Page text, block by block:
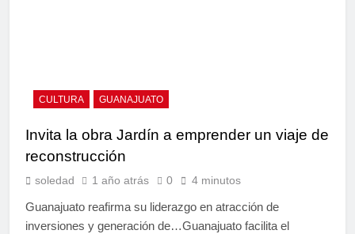
CULTURA GUANAJUATO
Invita la obra Jardín a emprender un viaje de
reconstrucción
soledad 1 año atrás 0 4 minutos
Guanajuato reafirma su liderazgo en atracción de
inversiones y generación de…Guanajuato facilita el